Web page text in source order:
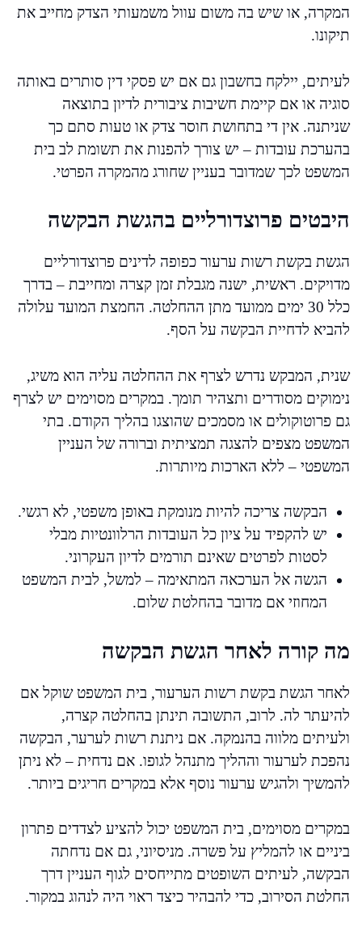
המקרה, או שיש בה משום עוול משמעותי הצדק מחייב את
תיקונו.
לעיתים, יילקח בחשבון גם אם יש פסקי דין סותרים באותה
סוגיה או אם קיימת חשיבות ציבורית לדיון בתוצאה
שניתנה. אין די בתחושת חוסר צדק או טעות סתם כך
בהערכת עובדות – יש צורך להפנות את תשומת לב בית
המשפט לכך שמדובר בעניין שחורג מהמקרה הפרטי.
היבטים פרוצדורליים בהגשת הבקשה
הגשת בקשת רשות ערעור כפופה לדינים פרוצדורליים
מדויקים. ראשית, ישנה מגבלת זמן קצרה ומחייבת – בדרך
כלל 30 ימים ממועד מתן ההחלטה. החמצת המועד עלולה
להביא לדחיית הבקשה על הסף.
שנית, המבקש נדרש לצרף את ההחלטה עליה הוא משיג,
נימוקים מסודרים ותצהיר תומך. במקרים מסוימים יש לצרף
גם פרוטוקולים או מסמכים שהוצגו בהליך הקודם. בתי
המשפט מצפים להצגה תמציתית וברורה של העניין
המשפטי – ללא הארכות מיותרות.
הבקשה צריכה להיות מנומקת באופן משפטי, לא רגשי.
יש להקפיד על ציון כל העובדות הרלוונטיות מבלי
לסטות לפרטים שאינם תורמים לדיון העקרוני.
הגשה אל הערכאה המתאימה – למשל, לבית המשפט
המחוזי אם מדובר בהחלטת שלום.
מה קורה לאחר הגשת הבקשה
לאחר הגשת בקשת רשות הערעור, בית המשפט שוקל אם
להיעתר לה. לרוב, התשובה תינתן בהחלטה קצרה,
ולעיתים מלווה בהנמקה. אם ניתנת רשות לערער, הבקשה
נהפכת לערעור וההליך מתנהל לגופו. אם נדחית – לא ניתן
להמשיך ולהגיש ערעור נוסף אלא במקרים חריגים ביותר.
במקרים מסוימים, בית המשפט יכול להציע לצדדים פתרון
ביניים או להמליץ על פשרה. מניסיוני, גם אם נדחתה
הבקשה, לעיתים השופטים מתייחסים לגוף העניין דרך
החלטת הסירוב, כדי להבהיר כיצד ראוי היה לנהוג במקור.